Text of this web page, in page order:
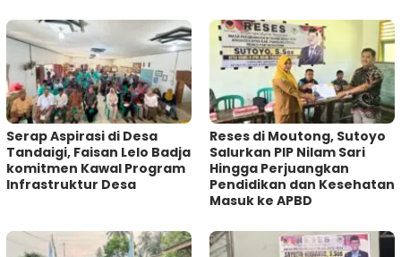
Serap Aspirasi di Desa
Tandaigi, Faisan Lelo Badja
komitmen Kawal Program
Infrastruktur Desa
Reses di Moutong, Sutoyo
Salurkan PIP Nilam Sari
Hingga Perjuangkan
Pendidikan dan Kesehatan
Masuk ke APBD